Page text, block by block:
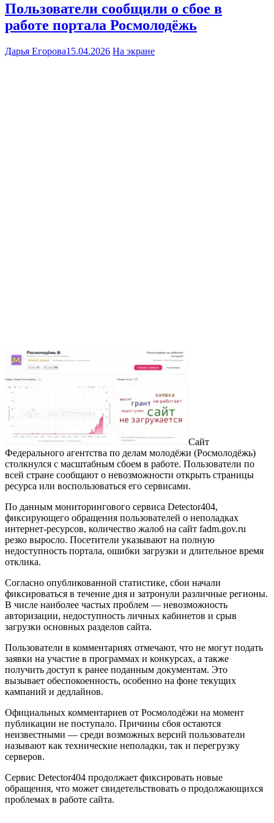
Пользователи сообщили о сбое в
работе портала Росмолодёжь
Дарья Егорова15.04.2026 На экране
Сайт
Федерального агентства по делам молодёжи (Росмолодёжь)
столкнулся с масштабным сбоем в работе. Пользователи по
всей стране сообщают о невозможности открыть страницы
ресурса или воспользоваться его сервисами.
По данным мониторингового сервиса Detector404,
фиксирующего обращения пользователей о неполадках
интернет-ресурсов, количество жалоб на сайт fadm.gov.ru
резко выросло. Посетители указывают на полную
недоступность портала, ошибки загрузки и длительное время
отклика.
Согласно опубликованной статистике, сбои начали
фиксироваться в течение дня и затронули различные регионы.
В числе наиболее частых проблем — невозможность
авторизации, недоступность личных кабинетов и срыв
загрузки основных разделов сайта.
Пользователи в комментариях отмечают, что не могут подать
заявки на участие в программах и конкурсах, а также
получить доступ к ранее поданным документам. Это
вызывает обеспокоенность, особенно на фоне текущих
кампаний и дедлайнов.
Официальных комментариев от Росмолодёжи на момент
публикации не поступало. Причины сбоя остаются
неизвестными — среди возможных версий пользователи
называют как технические неполадки, так и перегрузку
серверов.
Сервис Detector404 продолжает фиксировать новые
обращения, что может свидетельствовать о продолжающихся
проблемах в работе сайта.